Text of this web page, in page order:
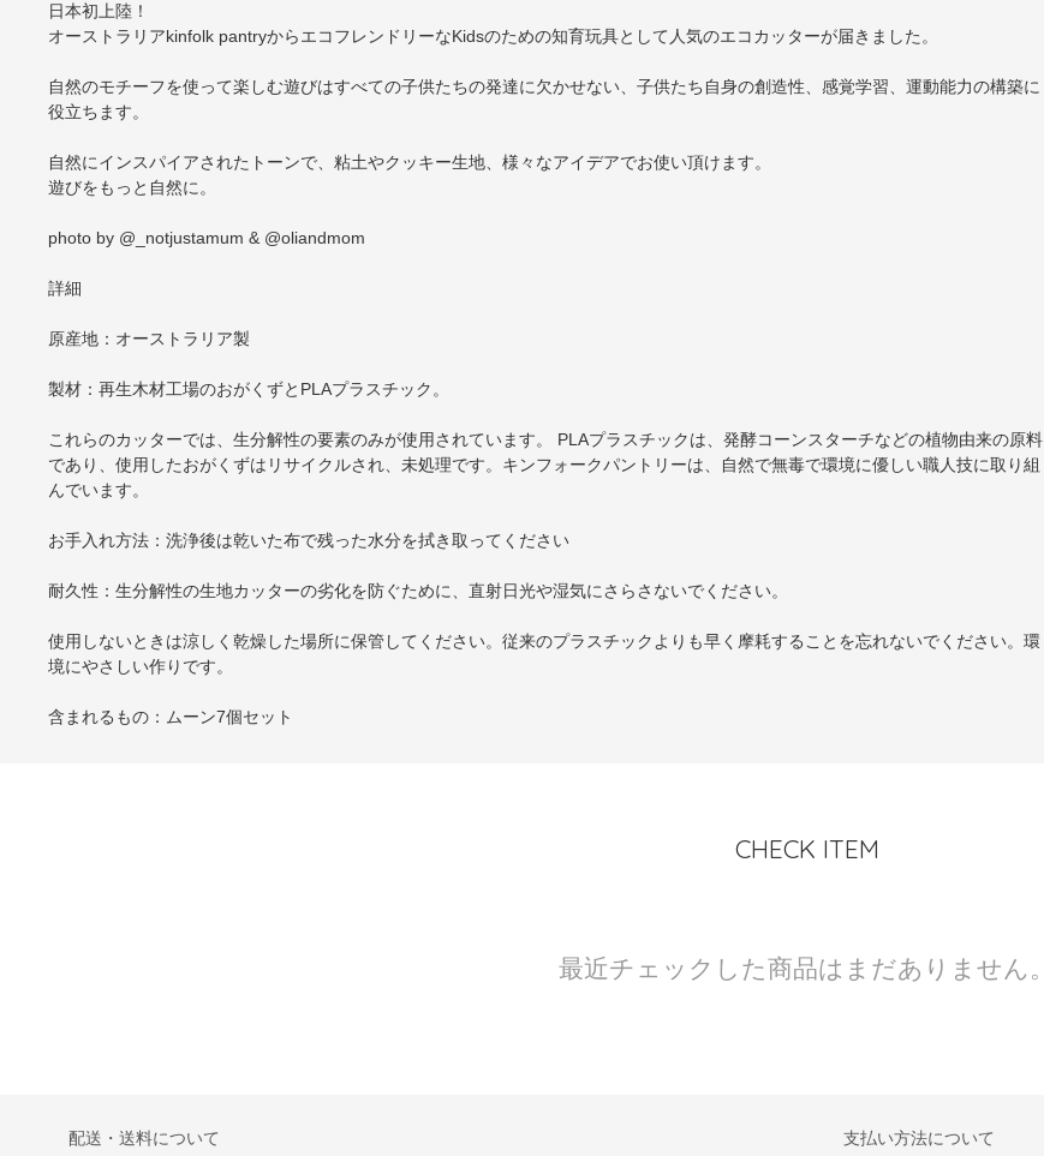
日本初上陸！
オーストラリアkinfolk pantryからエコフレンドリーなKidsのための知育玩具として人気のエコカッターが届きました。
自然のモチーフを使って楽しむ遊びはすべての子供たちの発達に欠かせない、子供たち自身の創造性、感覚学習、運動能力の構築に
役立ちます。
自然にインスパイアされたトーンで、粘土やクッキー生地、様々なアイデアでお使い頂けます。
遊びをもっと自然に。
photo by @_notjustamum & @oliandmom
詳細
原産地：オーストラリア製
製材：再生木材工場のおがくずとPLAプラスチック。
これらのカッターでは、生分解性の要素のみが使用されています。 PLAプラスチックは、発酵コーンスターチなどの植物由来の原料
であり、使用したおがくずはリサイクルされ、未処理です。キンフォークパントリーは、自然で無毒で環境に優しい職人技に取り組
んでいます。
お手入れ方法：洗浄後は乾いた布で残った水分を拭き取ってください
耐久性：生分解性の生地カッターの劣化を防ぐために、直射日光や湿気にさらさないでください。
使用しないときは涼しく乾燥した場所に保管してください。従来のプラスチックよりも早く摩耗することを忘れないでください。環
境にやさしい作りです。
含まれるもの：ムーン7個セット
CHECK ITEM
最近チェックした商品はまだありません。
配送・送料について 支払い方法について